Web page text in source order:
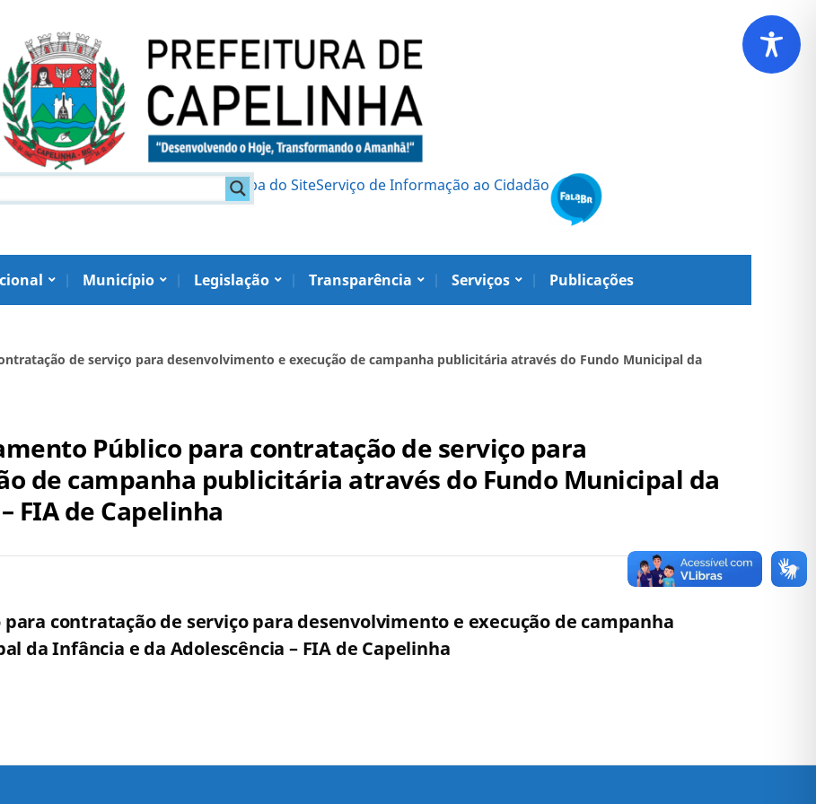
Mapa do SiteServiço de Informação ao Cidadão
Município Legislação Transparência Serviços Publicações
de serviço para desenvolvimento e execução de campanha publicitária através do Fundo Municipal da
Público para contratação de serviço para
de campanha publicitária através do Fundo Municipal da
FIA de Capelinha
contratação de serviço para desenvolvimento e execução de campanha
da Infância e da Adolescência – FIA de Capelinha